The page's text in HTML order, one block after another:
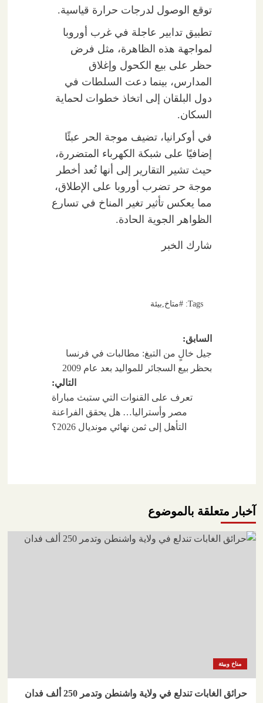
توقع الوصول لدرجات حرارة قياسية.
تطبيق تدابير عاجلة في غرب أوروبا
لمواجهة هذه الظاهرة، مثل فرض
حظر على بيع الكحول وإغلاق
المدارس، بينما دعت السلطات في
دول البلقان إلى اتخاذ خطوات لحماية
السكان.
في أوكرانيا، تضيف موجة الحر عبئًا
إضافيًا على شبكة الكهرباء المتضررة،
حيث تشير التقارير إلى أنها تُعد أخطر
موجة حر تضرب أوروبا على الإطلاق،
مما يعكس تأثير تغير المناخ في تسارع
الظواهر الجوية الحادة.
شارك الخبر
Tags: #متاخ بيئة
تصفّح
المقالات
السابق:
جيل خالٍ من التبغ: مطالبات في فرنسا
بحظر بيع السجائر للمواليد بعد عام 2009
التالي:
تعرف على القنوات التي ستبث مباراة
مصر وأستراليا… هل يحقق الفراعنة
التأهل إلى ثمن نهائي مونديال 2026؟
آخبار متعلقة بالموضوع
مناخ وبيئة
حرائق الغابات تندلع في ولاية واشنطن وتدمر 250 ألف فدان